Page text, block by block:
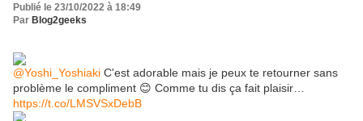
Publié le 23/10/2022 à 18:49
Par Blog2geeks
@Yoshi_Yoshiaki C'est adorable mais je peux te retourner sans
problème le compliment 😊 Comme tu dis ça fait plaisir…
https://t.co/LMSVSxDebB